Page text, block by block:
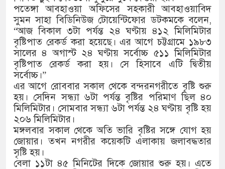
পতেঙ্গা আবহাওয়া অফিসের সহকারী আবহাওয়াবিদ
সুমন সাহা বিডিনিউজ টোয়েন্টিফোর ডটকমকে বলেন,
“আজ বিকাল ৩টা পর্যন্ত ২৪ ঘণ্টায় ৪১২ মিলিমিটার
বৃষ্টিপাত রেকর্ড করা হয়েছে। এর আগে চট্টগ্রামে ১৯৮৩
সালের ৪ অগাস্ট ২৪ ঘণ্টায় সর্বোচ্চ ৫১১ মিলিমিটার
বৃষ্টিপাত রেকর্ড করা হয়। সে হিসাবে এটি দ্বিতীয়
সর্বোচ্চ।”
এর আগে রোববার সকাল থেকে বন্দরনগরীতে বৃষ্টি শুরু
হয়। সেদিন সন্ধ্যা ৬টা পর্যন্ত বৃষ্টির পরিমাণ ছিল ৪০
মিলিমিটার। সোমবার সন্ধ্যা ৬টা পর্যন্ত ২৪ ঘণ্টায় বৃষ্টি হয়
২০৬ মিলিমিটার।
মঙ্গলবার সকাল থেকে অতি ভারি বৃষ্টির সঙ্গে যোগ হয়
জোয়ার। তখন নগরীর কয়েকটি এলাকায় জলাবদ্ধতার
সৃষ্টি হয়।
বেলা ১১টা ৪৫ মিনিটের দিকে জোয়ার শুরু হয়। এতে